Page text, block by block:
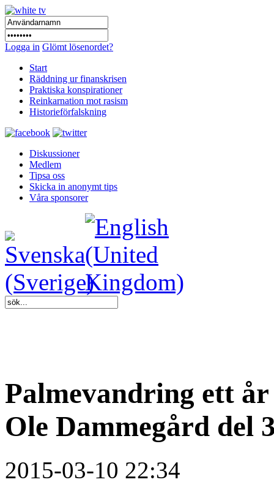
Logga in Glömt lösenordet?
Start
Räddning ur finanskrisen
Praktiska konspirationer
Reinkarnation mot rasism
Historieförfalskning
Diskussioner
Medlem
Tipsa oss
Skicka in anonymt tips
Våra sponsorer
Palmevandring ett
Ole Dammegård del
2015-03-10 22:34